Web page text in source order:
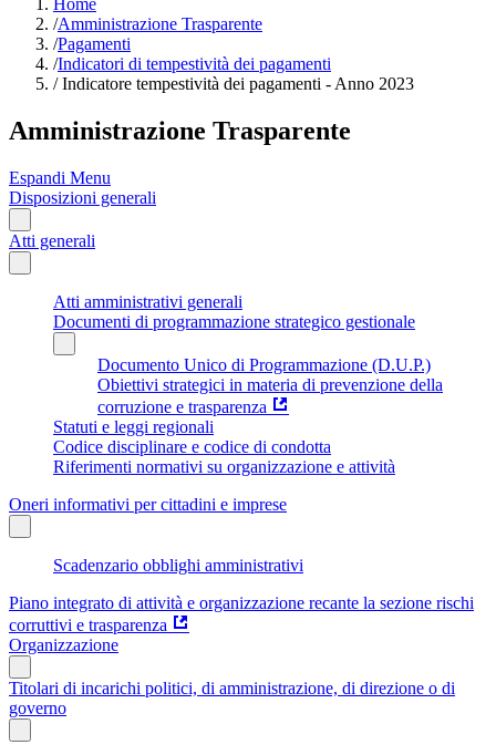
Home
/Amministrazione Trasparente
/Pagamenti
/Indicatori di tempestività dei pagamenti
/Indicatore tempestività dei pagamenti - Anno 2023
Amministrazione Trasparente
Espandi Menu
Disposizioni generali
Atti generali
Atti amministrativi generali
Documenti di programmazione strategico gestionale
Documento Unico di Programmazione (D.U.P.)
Obiettivi strategici in materia di prevenzione della
corruzione e trasparenza
Statuti e leggi regionali
Codice disciplinare e codice di condotta
Riferimenti normativi su organizzazione e attività
Oneri informativi per cittadini e imprese
Scadenzario obblighi amministrativi
Piano integrato di attività e organizzazione recante la sezione rischi
corruttivi e trasparenza
Organizzazione
Titolari di incarichi politici, di amministrazione, di direzione o di
governo